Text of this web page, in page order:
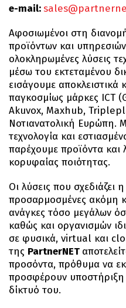
e-mail:
Αφοσιωμένοι στη
προϊόντων και
ολοκληρωμένες λύσεις
μέσω του εκτεταμένου
εισάγουμε αποκλειστικά
παγκοσμίως μάρκες ICT
Akuvox, Maxhub,
Νοτιανατολική Ευρώπη.
τεχνολογία και
παρέχουμε προϊόντα και
κορυφαίας ποιότητας.
Οι λύσεις που σχεδιάζει η
προσαρμοσμένες ακόμη
ανάγκες τόσο μεγάλων
καθώς και οργανισμών
σε φυσικά, virtual και
της PartnerNET
προσόντα, πρόθυμα να
προσφέρουν
δίκτυό του.